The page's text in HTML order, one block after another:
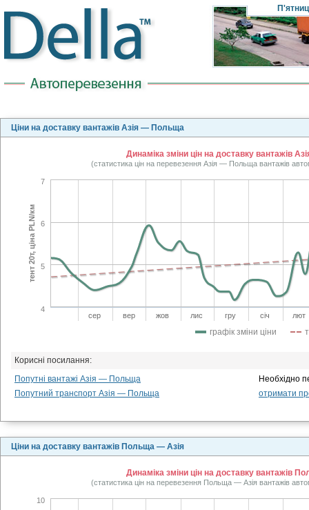
Ціни на доставку вантажів Азія — Польща
Динаміка зміни цін на доставку вантажів
(статистика цін на перевезення Азія — Польща вантажів
графік зміни ціни
сер вер жов лис гру січ лют
4
5
6
7
тент 20т, ціна PLN/км
Корисні посилання:
Попутні вантажі Азія — Польща
Необхідно
Попутний транспорт Азія — Польща
отримати
Ціни на доставку вантажів Польща — Азія
Динаміка зміни цін на доставку вантажів
(статистика цін на перевезення Польща — Азія вантажів
10